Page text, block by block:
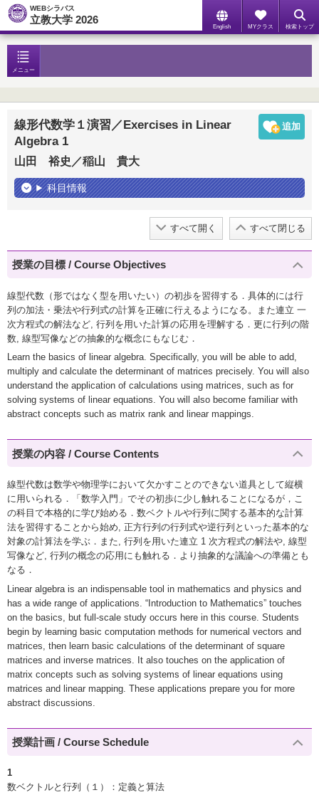
WEBシラバス
立教大学 2026
English MYクラス 検索トップ
メニュー
線形代数学１演習／Exercises in Linear
Algebra 1
山田 裕史／稲山 貴大
科目情報
すべて開く すべて閉じる
授業の目標 / Course Objectives
線型代数（形ではなく型を用いたい）の初歩を習得する．具体的には行
列の加法・乗法や行列式の計算を正確に行えるようになる。また連立 一
次方程式の解法など, 行列を用いた計算の応用を理解する．更に行列の階
数, 線型写像などの抽象的な概念にもなじむ．
Learn the basics of linear algebra. Specifically, you will be able to add,
multiply and calculate the determinant of matrices precisely. You will also
understand the application of calculations using matrices, such as for
solving systems of linear equations. You will also become familiar with
abstract concepts such as matrix rank and linear mappings.
授業の内容 / Course Contents
線型代数は数学や物理学において欠かすことのできない道具として縦横
に用いられる．「数学入門」でその初歩に少し触れることになるが，こ
の科目で本格的に学び始める．数ベクトルや行列に関する基本的な計算
法を習得することから始め, 正方行列の行列式や逆行列といった基本的な
対象の計算法を学ぶ．また, 行列を用いた連立 1 次方程式の解法や, 線型
写像など, 行列の概念の応用にも触れる．より抽象的な議論への準備とも
なる．
Linear algebra is an indispensable tool in mathematics and physics and
has a wide range of applications. “Introduction to Mathematics” touches
on the basics, but full-scale study occurs here in this course. Students
begin by learning basic computation methods for numerical vectors and
matrices, then learn basic calculations of the determinant of square
matrices and inverse matrices. It also touches on the application of
matrix concepts such as solving systems of linear equations using
matrices and linear mapping. These applications prepare you for more
abstract discussions.
授業計画 / Course Schedule
1
数ベクトルと行列（１）：定義と算法